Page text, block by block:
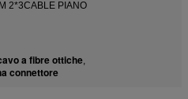
2*3CABLE PIANO
a fibre ottiche,
connettore